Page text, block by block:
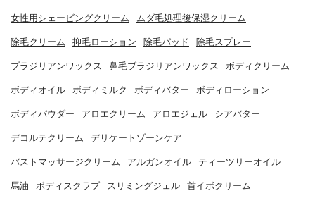
女性用シェービングクリーム ムダ毛処理後保湿クリーム
除毛クリーム 抑毛ローション 除毛パッド 除毛スプレー
ブラジリアンワックス 鼻毛ブラジリアンワックス ボディクリーム
ボディオイル ボディミルク ボディバター ボディローション
ボディパウダー アロエクリーム アロエジェル シアバター
デコルテクリーム デリケートゾーンケア
バストマッサージクリーム アルガンオイル ティーツリーオイル
馬油 ボディスクラブ スリミングジェル 首イボクリーム